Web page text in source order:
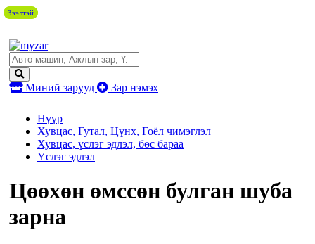
Миний зарууд Зар нэмэх
Нүүр
Хувцас, Гутал, Цүнх, Гоёл чимэглэл
Хувцас, үслэг эдлэл, бөс бараа
Үслэг эдлэл
Цөөхөн өмссөн булган шуба
зарна
Зээлтэй
Зээлтэй